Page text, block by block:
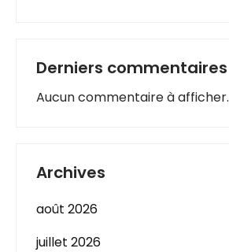
Derniers commentaires
Aucun commentaire à afficher.
Archives
août 2026
juillet 2026